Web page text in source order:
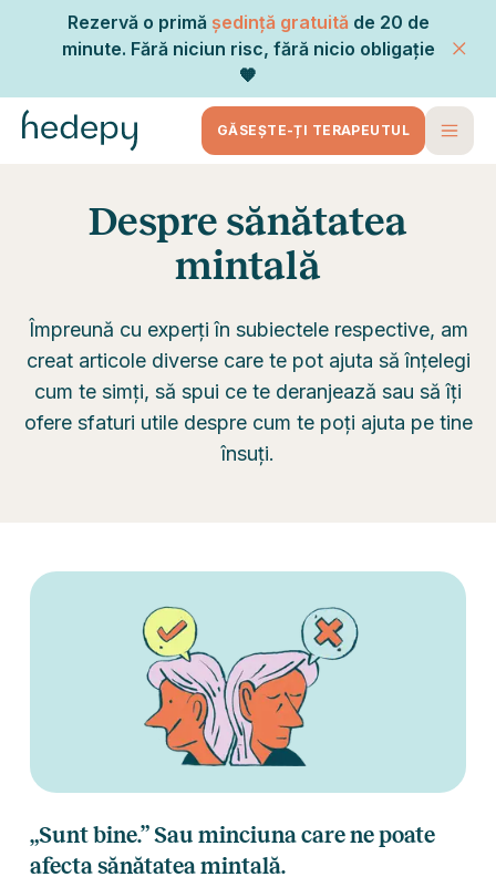
Rezervă o primă ședință gratuită de 20 de
minute. Fără niciun risc, fără nicio obligație
🧡
GĂSEȘTE-ȚI TERAPEUTUL
Despre sănătatea
mintală
Împreună cu experți în subiectele respective, am
creat articole diverse care te pot ajuta să înțelegi
cum te simți, să spui ce te deranjează sau să îți
ofere sfaturi utile despre cum te poți ajuta pe tine
însuți.
„Sunt bine.” Sau minciuna care ne poate
afecta sănătatea mintală.